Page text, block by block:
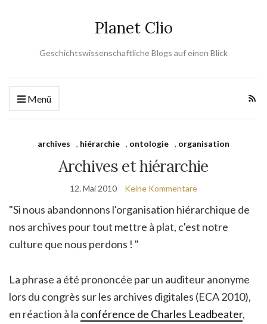
Planet Clio
Geschichtswissenschaftliche Blogs auf einen Blick
Menü
archives , hiérarchie , ontologie , organisation
Archives et hiérarchie
12. Mai 2010 Keine Kommentare
"Si nous abandonnons l'organisation hiérarchique de
nos archives pour tout mettre à plat, c'est notre
culture que nous perdons ! "
La phrase a été prononcée par un auditeur anonyme
lors du congrès sur les archives digitales (ECA 2010),
en réaction à la conférence de Charles Leadbeater,